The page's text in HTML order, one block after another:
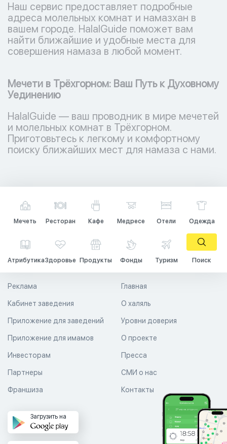
Наш сервис предоставляет подробные
адреса молельных комнат и намазхан в
вашем городе. HalalGuide поможет вам
найти ближайшие и удобные места для
совершения намаза в любой момент.
Мечети в Трёхгорном: Ваш Путь к Духовному
Уединению
HalalGuide — ваш проводник в мире мечетей
и молельных комнат в Трёхгорном.
Приготовьтесь к легкому и комфортному
поиску ближайших мест для намаза с нами.
Мечеть Ресторан Кафе Медресе Отели Одежда
АтрибутикаЗдоровье Продукты Фонды Туризм Поиск
Главная
О халяль
Уровни доверия
Реклама
Кабинет заведения
Приложение для заведений
Приложение для имамов О проекте
Пресса
СМИ о нас
Контакты
Инвесторам
Партнеры
Франшиза
Загрузить на